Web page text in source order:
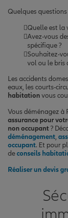
Quelques questions
Quelle est la
Avez-vous
spécifique ?
Souhaitez-
vol ou le bris
Les accidents
eaux, les courts-
habitation vous
Vous déménagez à
assurance pour
non occupant?
déménagement,
occupant. Et pour
deconseils
Réaliser un devis